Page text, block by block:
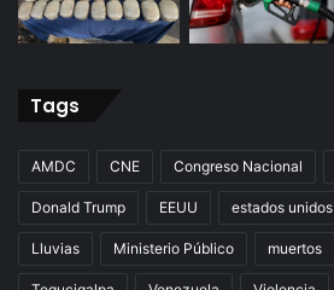
Tags
AMDC CNE Congreso Nacional
Donald Trump EEUU estados unidos
Lluvias Ministerio Público muertos